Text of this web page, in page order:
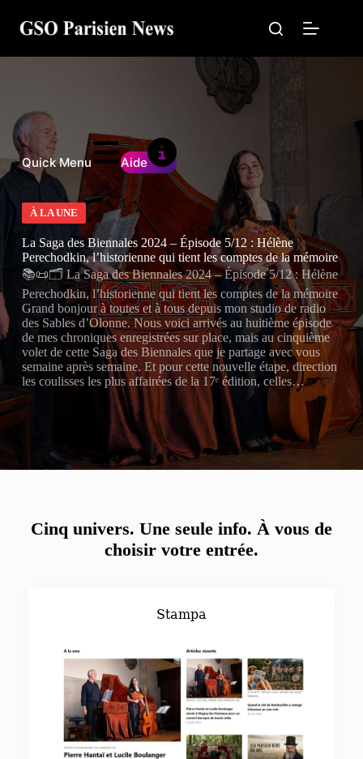
contenu
Quick Menu Aide
À LA UNE
La Saga des Biennales 2024 – Épisode 5/12 : Hélène
Perechodkin, l’historienne qui tient les comptes de la mémoire
📚📜🗂️ La Saga des Biennales 2024 – Épisode 5/12 : Hélène
Perechodkin, l’historienne qui tient les comptes de la mémoire
Grand bonjour à toutes et à tous depuis mon studio de radio
des Sables d’Olonne. Nous voici arrivés au huitième épisode
de mes chroniques enregistrées sur place, mais au cinquième
volet de cette Saga des Biennales que je partage avec vous
semaine après semaine. Et pour cette nouvelle étape, direction
les coulisses les plus affairées de la 17ᵉ édition, celles…
Cinq univers. Une seule info. À vous de
choisir votre entrée.
Stampa